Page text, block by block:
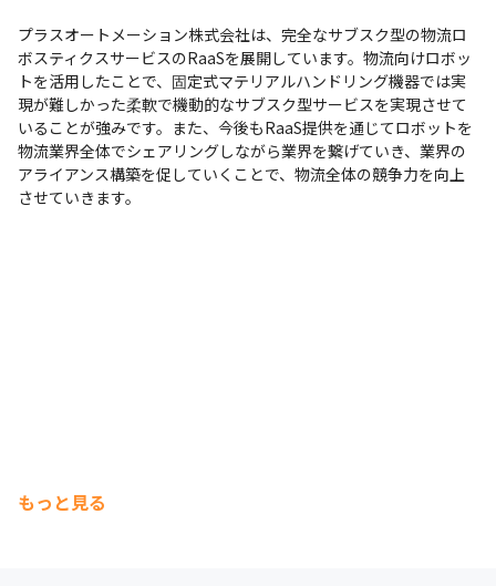
プラスオートメーション株式会社は、完全なサブスク型の物流ロ
ボスティクスサービスのRaaSを展開しています。物流向けロボッ
トを活用したことで、固定式マテリアルハンドリング機器では実
現が難しかった柔軟で機動的なサブスク型サービスを実現させて
いることが強みです。また、今後もRaaS提供を通じてロボットを
物流業界全体でシェアリングしながら業界を繋げていき、業界の
アライアンス構築を促していくことで、物流全体の競争力を向上
させていきます。
もっと見る